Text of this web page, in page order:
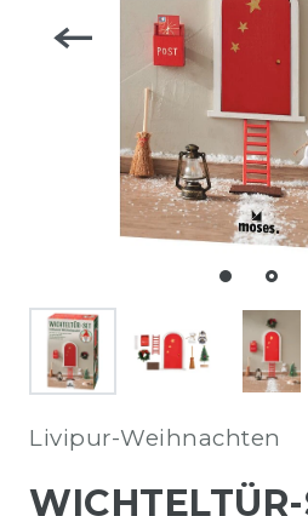
Livipur-Weihnachten